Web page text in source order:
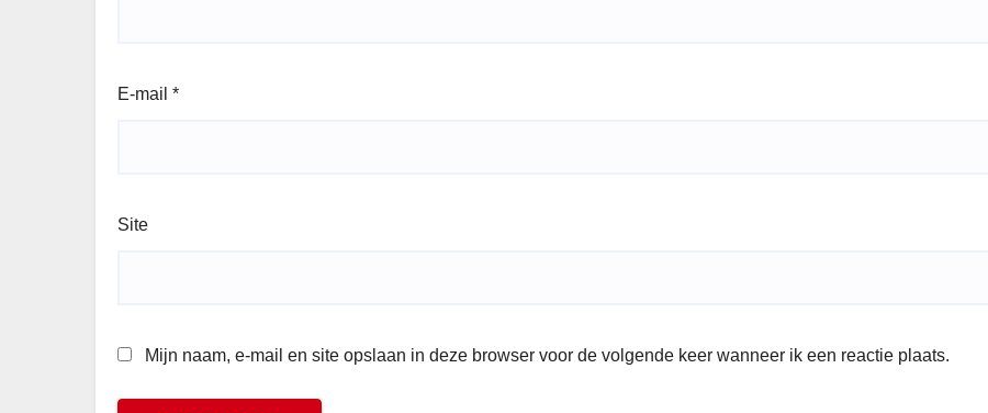
E-mail *
Site
Mijn naam, e-mail en site opslaan in deze browser voor de volgende keer wanneer ik een reactie plaats.